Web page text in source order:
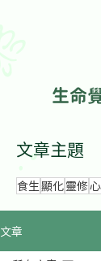
生命
文章主題
食生顯化靈修
文章